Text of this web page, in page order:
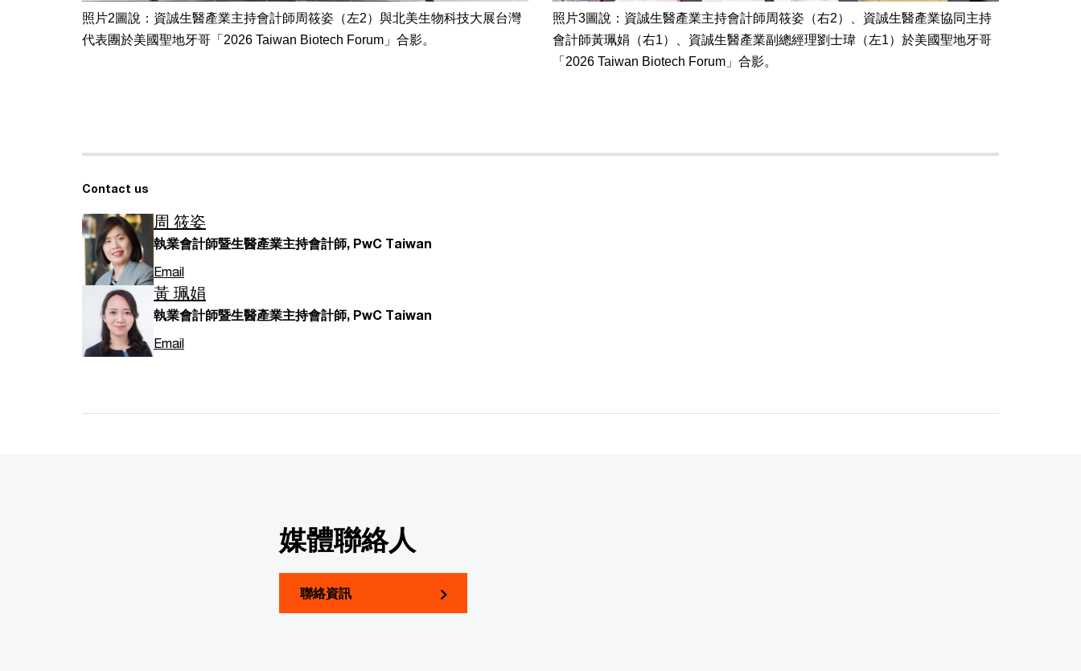
照片2圖說：資誠生醫產業主持會計師周筱姿（左2）與北美生物科技大展台灣
代表團於美國聖地牙哥「2026 Taiwan Biotech Forum」合影。
照片3圖說：資誠生醫產業主持會計師周筱姿（右2）、資誠生醫產業協同主持
會計師黃珮娟（右1）、資誠生醫產業副總經理劉士瑋（左1）於美國聖地牙哥
「2026 Taiwan Biotech Forum」合影。
Contact us
周 筱姿
執業會計師暨生醫產業主持會計師, PwC Taiwan
Email
黃 珮娟
執業會計師暨生醫產業主持會計師, PwC Taiwan
Email
媒體聯絡人
聯絡資訊